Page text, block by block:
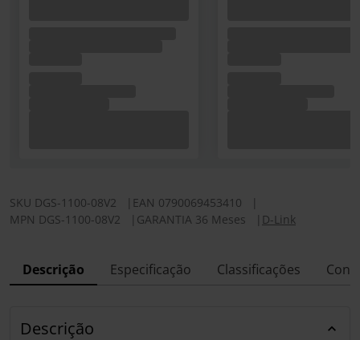
SKU DGS-1100-08V2 EAN 0790069453410
MPN DGS-1100-08V2 GARANTIA 36 Meses D-Link
Descrição Especificação Classificações
Descrição